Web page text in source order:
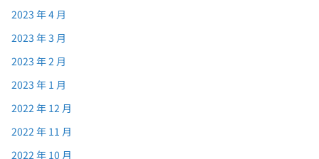
2023 年 4 月
2023 年 3 月
2023 年 2 月
2023 年 1 月
2022 年 12 月
2022 年 11 月
2022 年 10 月